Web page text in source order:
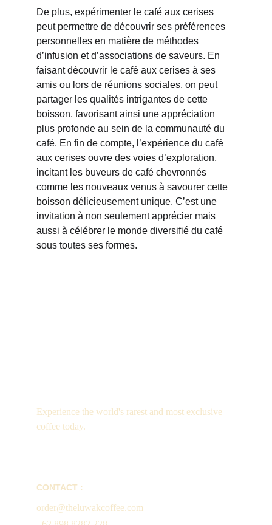
De plus, expérimenter le café aux cerises
peut permettre de découvrir ses préférences
personnelles en matière de méthodes
d’infusion et d’associations de saveurs. En
faisant découvrir le café aux cerises à ses
amis ou lors de réunions sociales, on peut
partager les qualités intrigantes de cette
boisson, favorisant ainsi une appréciation
plus profonde au sein de la communauté du
café. En fin de compte, l’expérience du café
aux cerises ouvre des voies d’exploration,
incitant les buveurs de café chevronnés
comme les nouveaux venus à savourer cette
boisson délicieusement unique. C’est une
invitation à non seulement apprécier mais
aussi à célébrer le monde diversifié du café
sous toutes ses formes.
Experience the world's rarest and most exclusive
coffee today.
CONTACT :
order@theluwakcoffee.com